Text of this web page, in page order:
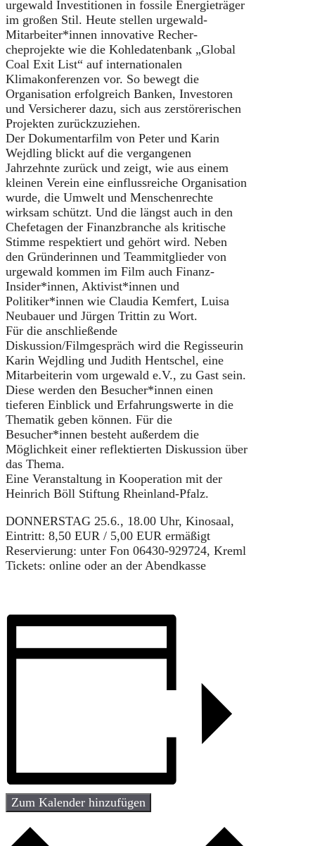
urgewald Investitionen in fossile Energieträger
im großen Stil. Heute stellen urgewald-
Mitarbeiter*innen innovative Recher-
cheprojekte wie die Kohledatenbank „Global
Coal Exit List“ auf internationalen
Klimakonferenzen vor. So bewegt die
Organisation erfolgreich Banken, Investoren
und Versicherer dazu, sich aus zerstörerischen
Projekten zurückzuziehen.
Der Dokumentarfilm von Peter und Karin
Wejdling blickt auf die vergangenen
Jahrzehnte zurück und zeigt, wie aus einem
kleinen Verein eine einflussreiche Organisation
wurde, die Umwelt und Menschenrechte
wirksam schützt. Und die längst auch in den
Chefetagen der Finanzbranche als kritische
Stimme respektiert und gehört wird. Neben
den Gründerinnen und Teammitglieder von
urgewald kommen im Film auch Finanz-
Insider*innen, Aktivist*innen und
Politiker*innen wie Claudia Kemfert, Luisa
Neubauer und Jürgen Trittin zu Wort.
Für die anschließende
Diskussion/Filmgespräch wird die Regisseurin
Karin Wejdling und Judith Hentschel, eine
Mitarbeiterin vom urgewald e.V., zu Gast sein.
Diese werden den Besucher*innen einen
tieferen Einblick und Erfahrungswerte in die
Thematik geben können. Für die
Besucher*innen besteht außerdem die
Möglichkeit einer reflektierten Diskussion über
das Thema.
Eine Veranstaltung in Kooperation mit der
Heinrich Böll Stiftung Rheinland-Pfalz.
DONNERSTAG 25.6., 18.00 Uhr, Kinosaal,
Eintritt: 8,50 EUR / 5,00 EUR ermäßigt
Reservierung: unter Fon 06430-929724, Kreml
Tickets: online oder an der Abendkasse
Zum Kalender hinzufügen